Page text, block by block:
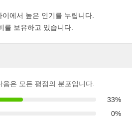
에서 높은 인기를 누립니다.
를 보유하고 있습니다.
음은 모든 평점의 분포입니다.
33%
0%